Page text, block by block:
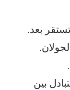
بعد.
بين